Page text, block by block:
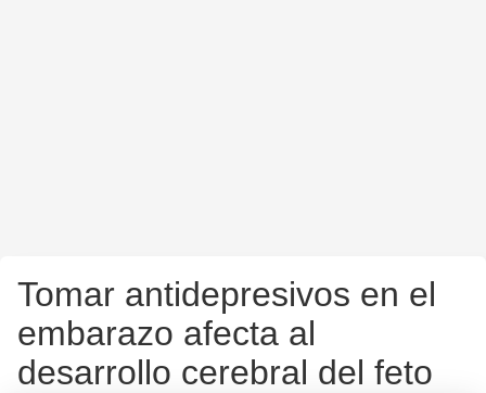
Tomar antidepresivos en el
embarazo afecta al
desarrollo cerebral del feto